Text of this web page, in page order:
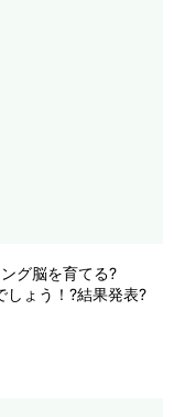
グ脳を育てる?
しょう！?結果発表?